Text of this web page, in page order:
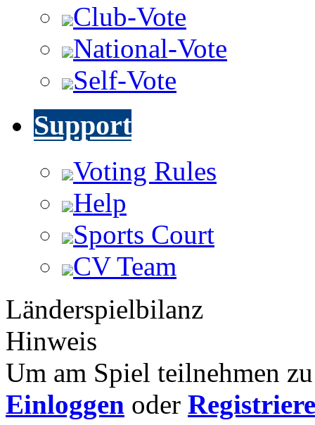
Club-Vote
National-Vote
Self-Vote
Support
Voting Rules
Help
Sports Court
CV Team
Länderspielbilanz
Hinweis
Um am Spiel teilnehmen
Einloggen oder